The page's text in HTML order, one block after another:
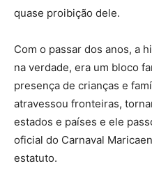
quase proibição dele.
Com o passar dos anos, a
na verdade, era um bloco
presença de crianças e
atravessou fronteiras,
estados e países e ele
oficial do Carnaval
estatuto.